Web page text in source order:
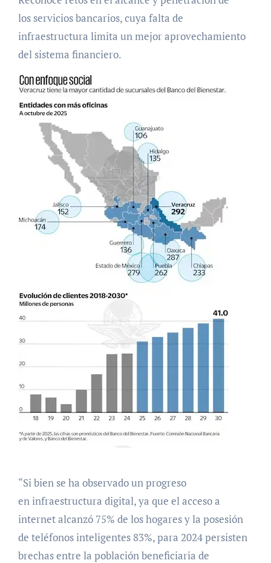
los servicios bancarios, cuya falta de
infraestructura limita un mejor aprovechamiento
del sistema financiero.
“Si bien se ha observado un progreso
en infraestructura digital, ya que el acceso a
internet alcanzó 75% de los hogares y la posesión
de teléfonos inteligentes 83%, para 2024 persisten
brechas entre la población beneficiaria de